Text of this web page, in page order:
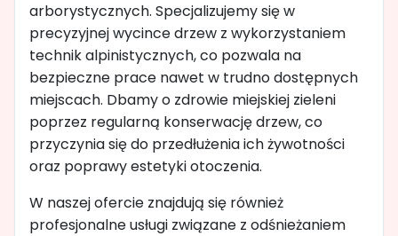
arborystycznych. Specjalizujemy się w
precyzyjnej wycince drzew z wykorzystaniem
technik alpinistycznych, co pozwala na
bezpieczne prace nawet w trudno dostępnych
miejscach. Dbamy o zdrowie miejskiej zieleni
poprzez regularną konserwację drzew, co
przyczynia się do przedłużenia ich żywotności
oraz poprawy estetyki otoczenia.
W naszej ofercie znajdują się również
profesjonalne usługi związane z odśnieżaniem